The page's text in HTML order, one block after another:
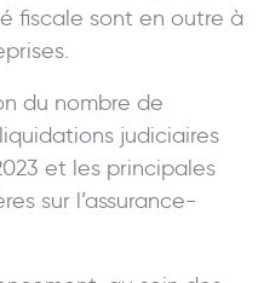
fiscale sont en outre à
du nombre de
judiciaires
et les principales
sur l’assurance-